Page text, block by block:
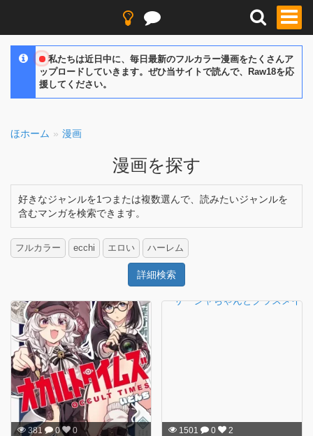
私たちは近日中に、毎日最新のフルカラー漫画をたくさんア
ップロードしていきます。ぜひ当サイトで読んで、Raw18を応
援してください。
ほホーム 漫画
漫画を探す
好きなジャンルを1つまたは複数選んで、読みたいジャンルを
含むマンガを検索できます。
フルカラー ecchi エロい ハーレム
詳細検索
381 0 0 1501 0 2